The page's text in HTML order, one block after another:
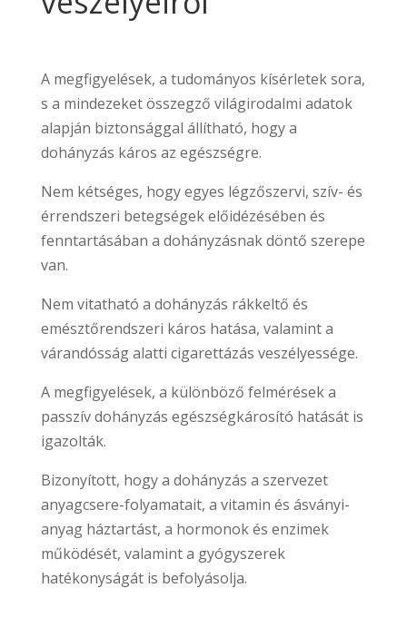
A megfigyelések, a tudományos kísérletek sora,
s a mindezeket összegző világirodalmi adatok
alapján biztonsággal állítható, hogy a
dohányzás káros az egészségre.
Nem kétséges, hogy egyes légzőszervi, szív- és
érrendszeri betegségek előidézésében és
fenntartásában a dohányzásnak döntő szerepe
van.
Nem vitatható a dohányzás rákkeltő és
emésztőrendszeri káros hatása, valamint a
várandósság alatti cigarettázás veszélyessége.
A megfigyelések, a különböző felmérések a
passzív dohányzás egészségkárosító hatását is
igazolták.
Bizonyított, hogy a dohányzás a szervezet
anyagcsere-folyamatait, a vitamin és ásványi-
anyag háztartást, a hormonok és enzimek
működését, valamint a gyógyszerek
hatékonyságát is befolyásolja.